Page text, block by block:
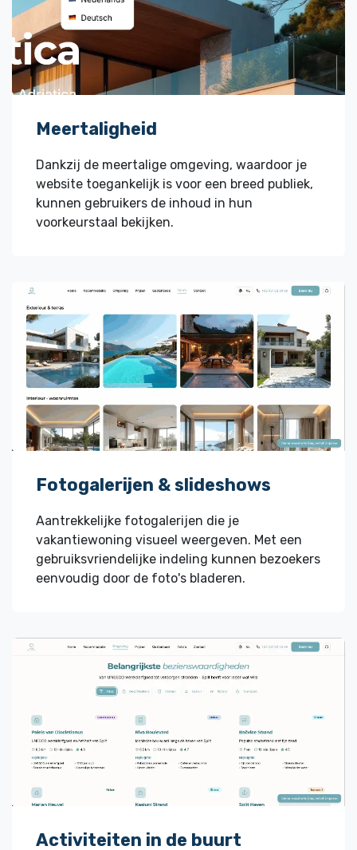
Meertaligheid
Dankzij de meertalige omgeving, waardoor je
website toegankelijk is voor een breed publiek,
kunnen gebruikers de inhoud in hun
voorkeurstaal bekijken.
Fotogalerijen & slideshows
Aantrekkelijke fotogalerijen die je
vakantiewoning visueel weergeven. Met een
gebruiksvriendelijke indeling kunnen bezoekers
eenvoudig door de foto's bladeren.
Activiteiten in de buurt